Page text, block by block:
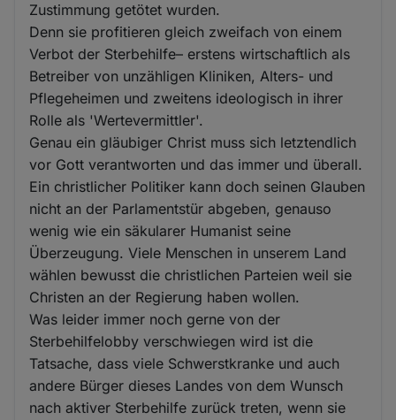
Zustimmung getötet wurden.
Denn sie profitieren gleich zweifach von einem
Verbot der Sterbehilfe– erstens wirtschaftlich als
Betreiber von unzähligen Kliniken, Alters- und
Pflegeheimen und zweitens ideologisch in ihrer
Rolle als 'Wertevermittler'.
Genau ein gläubiger Christ muss sich letztendlich
vor Gott verantworten und das immer und überall.
Ein christlicher Politiker kann doch seinen Glauben
nicht an der Parlamentstür abgeben, genauso
wenig wie ein säkularer Humanist seine
Überzeugung. Viele Menschen in unserem Land
wählen bewusst die christlichen Parteien weil sie
Christen an der Regierung haben wollen.
Was leider immer noch gerne von der
Sterbehilfelobby verschwiegen wird ist die
Tatsache, dass viele Schwerstkranke und auch
andere Bürger dieses Landes von dem Wunsch
nach aktiver Sterbehilfe zurück treten, wenn sie